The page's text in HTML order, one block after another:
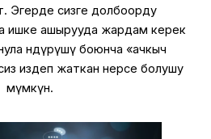
Эгерде сизге долбоорду
ишке ашырууда жардам керек
өндүрүшү боюнча «ачкыч
издеп жаткан нерсе болушу
мүмкүн.